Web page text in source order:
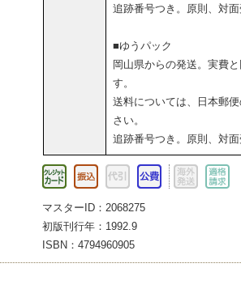
追跡番号つき。原則、対面
■ゆうパック
岡山県からの発送。実費
す。
送料については、日本郵
さい。
追跡番号つき。原則、対面
マスターID：2068275
初版刊行年：1992.9
ISBN：4794960905